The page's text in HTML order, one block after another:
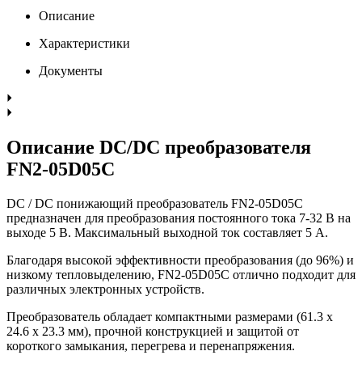
Описание
Характеристики
Документы
Описание DC/DC преобразователя
FN2-05D05C
DC / DC понижающий преобразователь FN2-05D05C
предназначен для преобразования постоянного тока 7-32 В на
выходе 5 В. Максимальный выходной ток составляет 5 А.
Благодаря высокой эффективности преобразования (до 96%) и
низкому тепловыделению, FN2-05D05C отлично подходит для
различных электронных устройств.
Преобразователь обладает компактными размерами (61.3 х
24.6 х 23.3 мм), прочной конструкцией и защитой от
короткого замыкания, перегрева и перенапряжения.